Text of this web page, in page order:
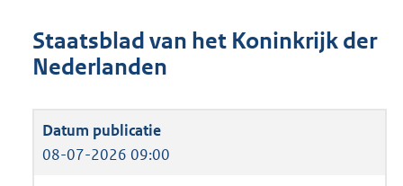
Staatsblad van het Koninkrijk der
Nederlanden
08-07-2026 09:00